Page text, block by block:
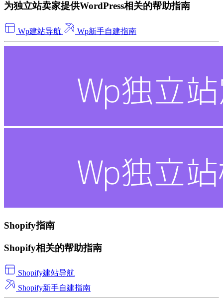
为独立站卖家提供WordPress相关的帮助指南
Wp建站导航 Wp新手自建指南
Shopify指南
Shopify相关的帮助指南
Shopify建站导航
Shopify新手自建指南